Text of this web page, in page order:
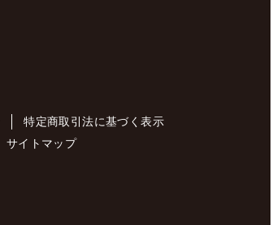
特定商取引法に基づく表示
サイトマップ